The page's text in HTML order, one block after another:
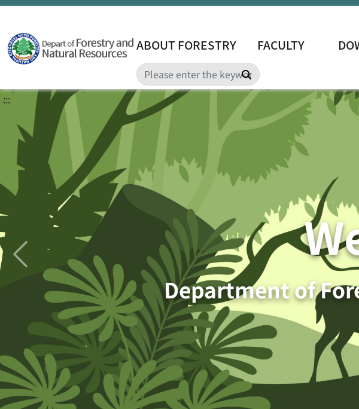
ABOUT FORESTRY FACULTY
Search
:::
Department of
Last